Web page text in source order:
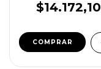
MARCA LAUR
$14.172,10